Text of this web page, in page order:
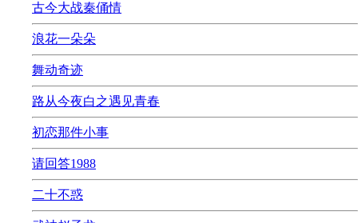
古今大战秦俑情
浪花一朵朵
舞动奇迹
路从今夜白之遇见青春
初恋那件小事
请回答1988
二十不惑